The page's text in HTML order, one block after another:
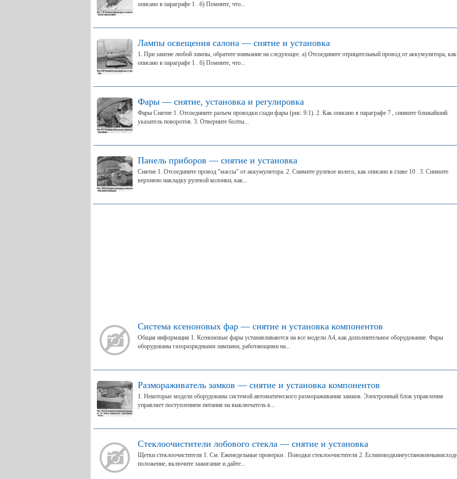
описано в параграфе 1 . б) Помните, что...
Лампы освещения салона — снятие и установка
1. При замене любой лампы, обратите внимание на следующее. а) Отсоедините отрицательный провод от аккумулятора, как
описано в параграфе 1 . б) Помните, что...
Фары — снятие, установка и регулировка
Фары Снятие 1. Отсоедините разъем проводки сзади фары (рис. 9.1). 2. Как описано в параграфе 7 , снимите ближайший
указатель поворотов. 3. Отверните болты...
Панель приборов — снятие и установка
Снятие 1. Отсоедините провод "массы" от аккумулятора. 2. Снимите рулевое колесо, как описано в главе 10 . 3. Снимите
верхнюю накладку рулевой колонки, как...
Система ксеноновых фар — снятие и установка компонентов
Общая информация 1. Ксеноновые фары устанавливаются на все модели А4, как дополнительное оборудование. Фары
оборудованы газоразрядными лампами, работающими на...
Размораживатель замков — снятие и установка компонентов
1. Некоторые модели оборудованы системой автоматического размораживания замков. Электронный блок управления
управляет поступлением питания на выключатель в...
Стеклоочистители лобового стекла — снятие и установка
Щетки стеклоочистителя 1. См. Еженедельные проверки . Поводки стеклоочистителя 2.
положение, включите зажигание и дайте...